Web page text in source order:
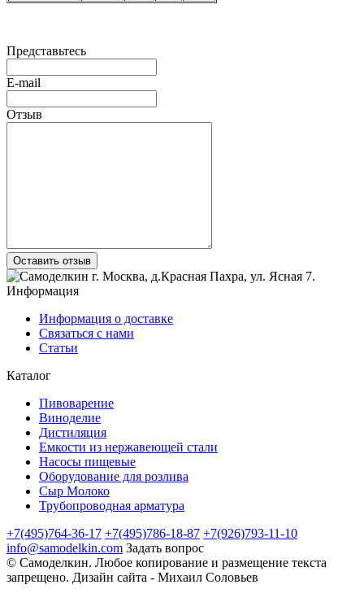
Представьтесь
E-mail
Отзыв
Оставить отзыв
г. Москва, д.Красная Пахра, ул. Ясная 7.
Информация
Информация о доставке
Связаться с нами
Статьи
Каталог
Пивоварение
Виноделие
Дистиляция
Емкости из нержавеющей стали
Насосы пищевые
Оборудование для розлива
Сыр Молоко
Трубопроводная арматура
+7(495)764-36-17 +7(495)786-18-87 +7(926)793-11-10
info@samodelkin.com Задать вопрос
© Самоделкин. Любое копирование и размещение текста
запрещено. Дизайн сайта - Михаил Соловьев